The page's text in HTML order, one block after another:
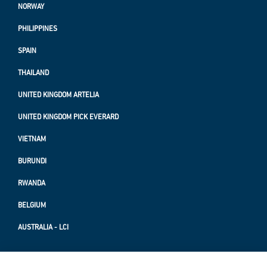
NORWAY
PHILIPPINES
SPAIN
THAILAND
UNITED KINGDOM ARTELIA
UNITED KINGDOM PICK EVERARD
VIETNAM
BURUNDI
RWANDA
BELGIUM
AUSTRALIA - LCI